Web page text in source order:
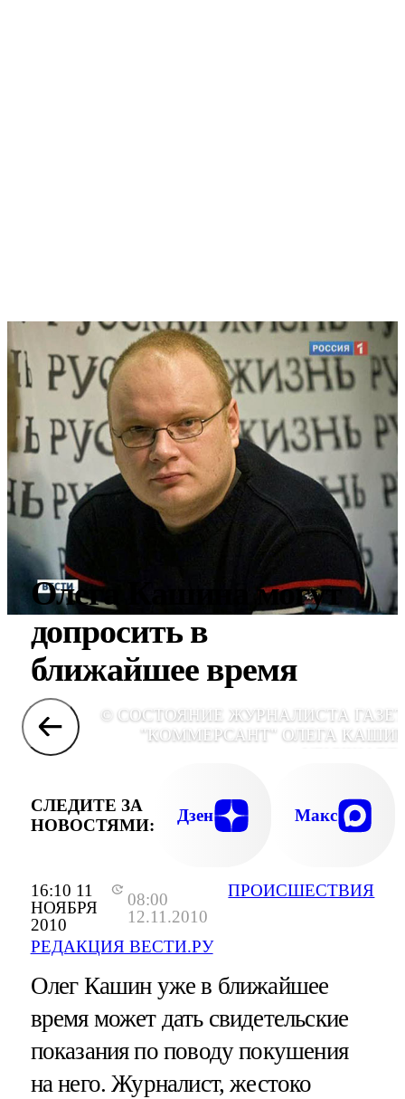
16:10 11
НОЯБРЯ
2010
08:00
12.11.2010
РЕДАКЦИЯ ВЕСТИ.РУ
ПРОИСШЕСТВИЯ
Олега Кашина могут
допросить в
ближайшее время
© СОСТОЯНИЕ ЖУРНАЛИСТА
"КОММЕРСАНТ" ОЛЕГА
СЛЕДИТЕ ЗА
НОВОСТЯМИ:
Дзен Макс
Олег Кашин уже в ближайшее
время может дать свидетельские
показания по поводу покушения
на него. Журналист, жестоко